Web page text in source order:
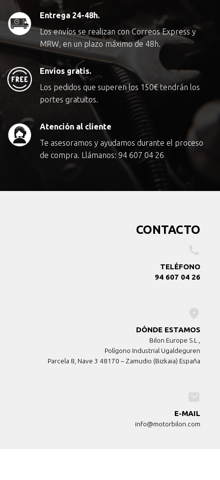
Entrega 24-48h.
Los envíos se realizan con Correos Express y
MRW, en un plazo máximo de 48h.
Envíos gratis.
Los pedidos que superen los 150€tendrán los
portes gratuitos.
Atención al cliente
Te asesoramos y ayudamos durante el proceso
de compra. Llámanos: 94 607 04 26
CONTACTO
TELÉFONO
94 607 04 26
DÓNDE ESTAMOS
Bilon Europe S.L.,
Polígono Industrial Ugaldeguren
Parcela 8, Nave 3 48170 – Zamudio (Bizkaia) España
E-MAIL
info@motorbilon.com